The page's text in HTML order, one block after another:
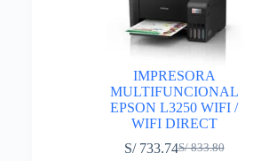
IMPRESORA
MULTIFUNCIONAL
EPSON L3250 WIFI /
WIFI DIRECT
S/833.80
El
S/733.74El